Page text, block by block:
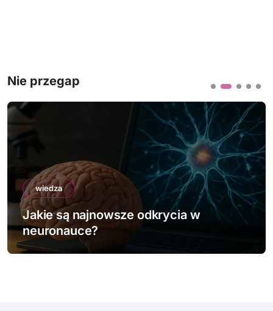
Nie przegap
wiedza
Jakie są najnowsze odkrycia w
neuronauce?